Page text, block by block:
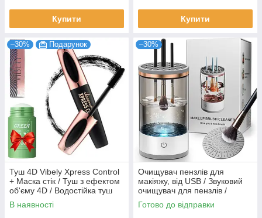
Купити Купити
–30% Подарунок
Туш 4D Vibely Xpress Control
+ Маска стік / Туш з ефектом
об'єму 4D / Водостійка туш
подовжувальна
В наявності
–30%
Очищувач пензлів для
макіяжу, від USB / Звуковий
очищувач для пензлів /
Електрична чистилка для
пензлів
Готово до відправки